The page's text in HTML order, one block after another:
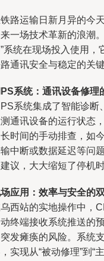
路运输日新月异的今
一场技术革新的浪潮
系统在现场投入使用
通讯安全与稳定的关键
系统：通讯设备修理
系统集成了智能诊断
通讯设备的运行状态
时间的手动排查，如
中断或数据延迟等问
议，大大缩短了停机时
应用：效率与安全的
西站的实地操作中，
终端接收系统推送的
发瘫痪的风险。系统
实现从“被动修理”到“